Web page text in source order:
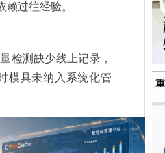
过往经验。
检测缺少线上记录，
模具未纳入系统化管